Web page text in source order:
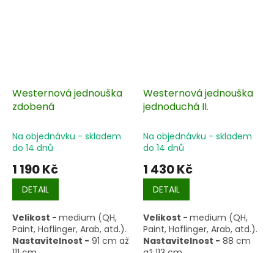
Westernová jednouška
zdobená
Na objednávku - skladem
do 14 dnů
1 190 Kč
DETAIL
Velikost - medium (QH,
Paint, Haflinger, Arab, atd.).
Nastavitelnost - 91 cm až
Westernová jednouška
jednoduchá II.
Na objednávku - skladem
do 14 dnů
1 430 Kč
DETAIL
Velikost - medium (QH,
Paint, Haflinger, Arab, atd.).
Nastavitelnost - 88 cm